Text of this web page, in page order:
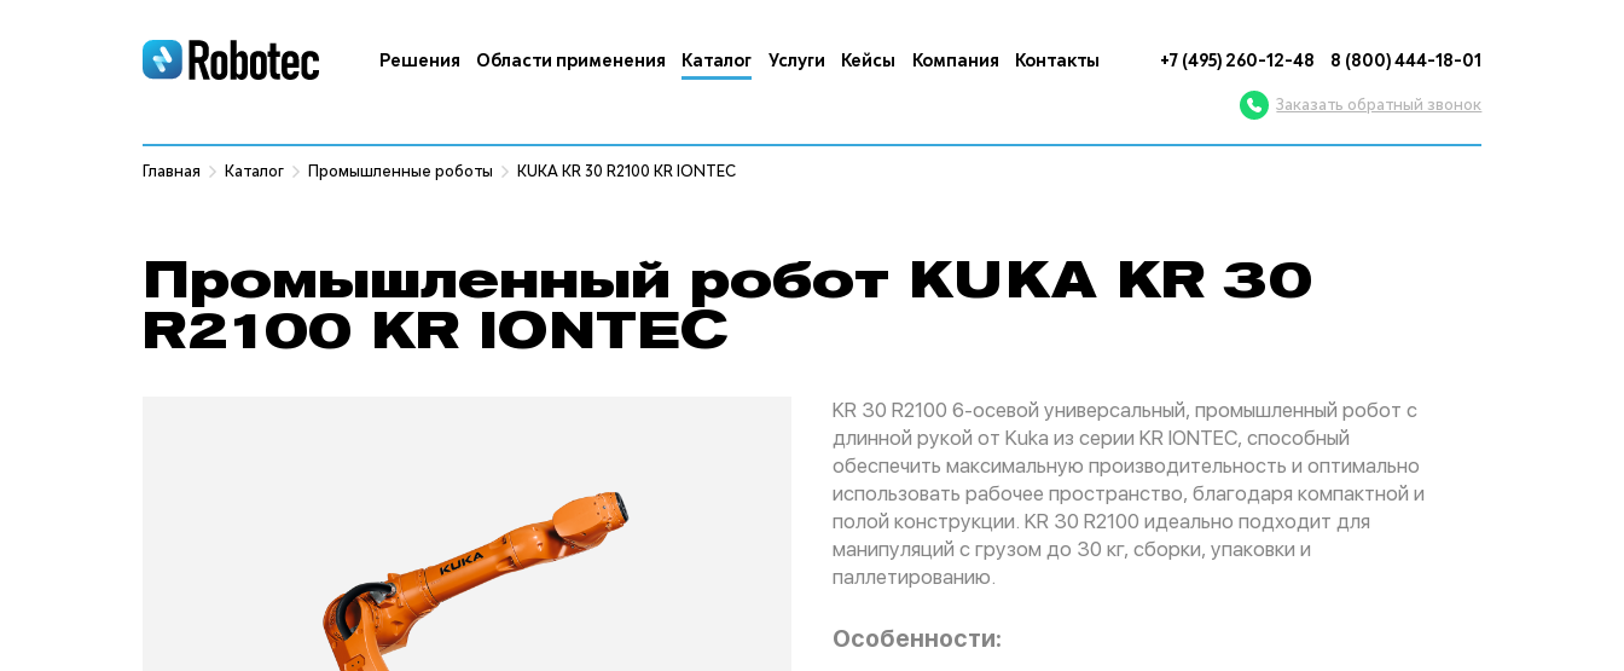
Решения Области применения Каталог Услуги Кейсы Компания Контакты +7 (495) 260-12-48 8 (800) 444-18-01
Заказать обратный звонок
Главная Каталог Промышленные роботы KUKA KR 30 R2100 KR IONTEC
Промышленный робот KUKA KR 30
R2100 KR IONTEC
KR 30 R2100 6-осевой универсальный, промышленный робот с
длинной рукой от Kuka из серии KR IONTEC, способный
обеспечить максимальную производительность и оптимально
использовать рабочее пространство, благодаря компактной и
полой конструкции. KR 30 R2100 идеально подходит для
манипуляций с грузом до 30 кг, сборки, упаковки и
паллетированию.
Особенности: